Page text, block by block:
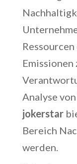
Analyse
jokerstar
Bereich
werden.